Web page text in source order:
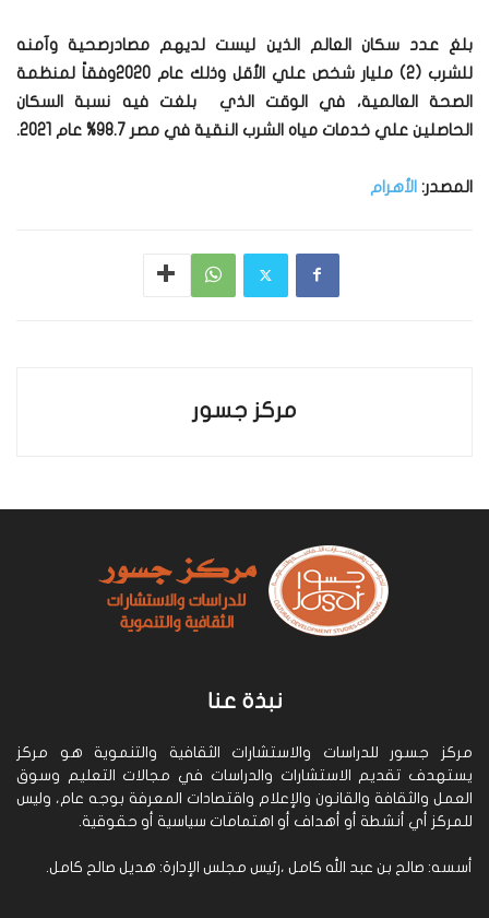
بلغ عدد سكان العالم الذين ليست لديهم مصادرصحية وآمنه
للشرب (2) مليار شخص علي الأقل وذلك عام 2020وفقاً لمنظمة
الصحة العالمية، في الوقت الذي بلغت فيه نسبة السكان
الحاصلين علي خدمات مياه الشرب النقية في مصر 98.7% عام 2021.
المصدر: الأهرام
مركز جسور
نبذة عنا
مركز جسور للدراسات والاستشارات الثقافية والتنموية هو مركز
يستهدف تقديم الاستشارات والدراسات في مجالات التعليم وسوق
العمل والثقافة والقانون والإعلام واقتصادات المعرفة بوجه عام، وليس
للمركز أي أنشطة أو أهداف أو اهتمامات سياسية أو حقوقية.
أسسه: صالح بن عبد الله كامل ،رئيس مجلس الإدارة: هديل صالح كامل.